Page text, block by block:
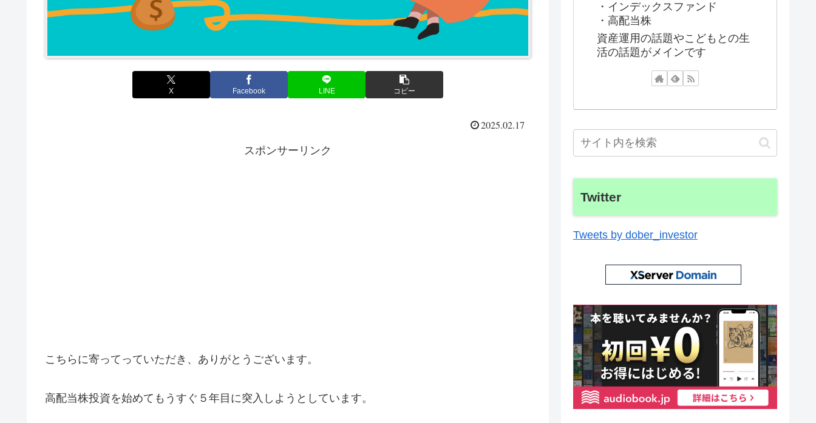
X Facebook LINE コピー
2025.02.17
スポンサーリンク
こちらに寄ってっていただき、ありがとうございます。
高配当株投資を始めてもうすぐ５年目に突入しようとしています。
・インデックスファンド
・高配当株
資産運用の話題やこどもとの生
活の話題がメインです
Twitter
Tweets by dober_investor